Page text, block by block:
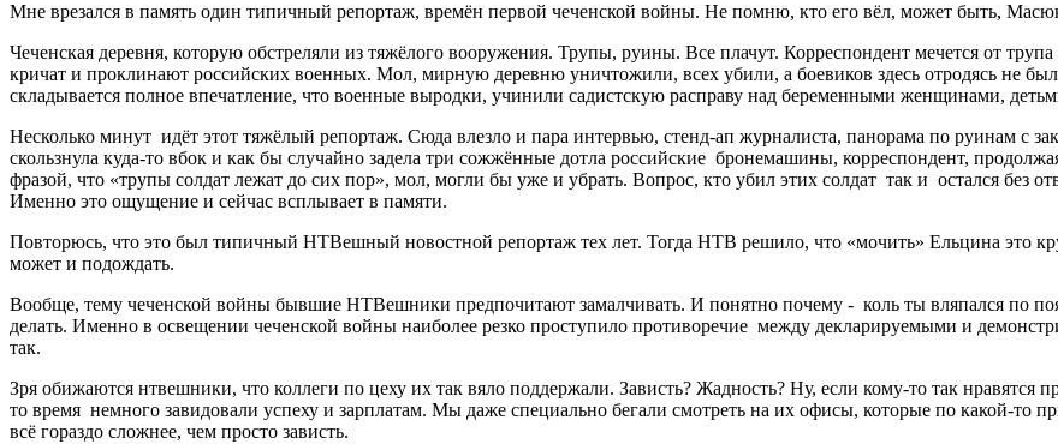
Мне врезался в память один типичный репортаж, времён первой чеченской войны. Не помню, кто его вёл, может быть,
Чеченская деревня, которую обстреляли из тяжёлого вооружения. Трупы, руины. Все плачут. Корреспондент мечется от
кричат и проклинают российских военных. Мол, мирную деревню уничтожили, всех убили, а боевиков здесь отродясь не
складывается полное впечатление, что военные выродки, учинили садистскую расправу над беременными женщинами,
Несколько минут идёт этот тяжёлый репортаж. Сюда влезло и пара интервью, стенд-ап журналиста, панорама по руинам с
скользнула куда-то вбок и как бы случайно задела три сожжённые дотла российские бронемашины, корреспондент,
фразой, что «трупы солдат лежат до сих пор», мол, могли бы уже и убрать. Вопрос, кто убил этих солдат так и остался без
Именно это ощущение и сейчас всплывает в памяти.
Повторюсь, что это был типичный НТВешный новостной репортаж тех лет. Тогда НТВ решило, что «мочить» Ельцина это
может и подождать.
Вообще, тему чеченской войны бывшие НТВешники предпочитают замалчивать. И понятно почему - коль ты вляпался по
делать. Именно в освещении чеченской войны наиболее резко проступило противоречие между декларируемыми и
так.
Зря обижаются нтвешники, что коллеги по цеху их так вяло поддержали. Зависть? Жадность? Ну, если кому-то так нравятся
то время немного завидовали успеху и зарплатам. Мы даже специально бегали смотреть на их офисы, которые по какой-то
всё гораздо сложнее, чем просто зависть.